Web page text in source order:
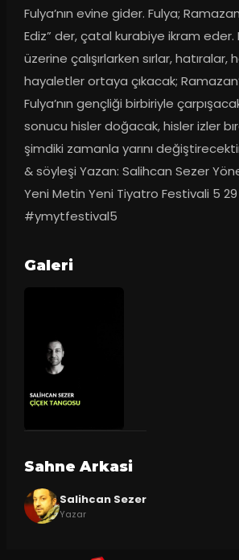
Fulya’nın evine gider. Fulya;
Ediz” der, çatal kurabiye ikram eder.
üzerine çalışırlarken sırlar, hatıralar,
hayaletler ortaya çıkacak;
Fulya’nın gençliği birbiriyle
sonucu hisler doğacak, hisler izler
şimdiki zamanla yarını
& söyleşi Yazan: Salihcan Sezer
Yeni Metin Yeni Tiyatro Festivali 5 29
#ymytfestival5
Galeri
Sahne Arkasi
Salihcan Sezer
Yazar